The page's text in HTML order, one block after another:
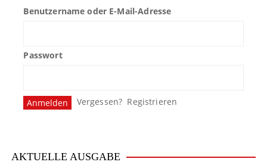
Benutzername oder E-Mail-Adresse
Passwort
Vergessen? Registrieren
AKTUELLE AUSGABE